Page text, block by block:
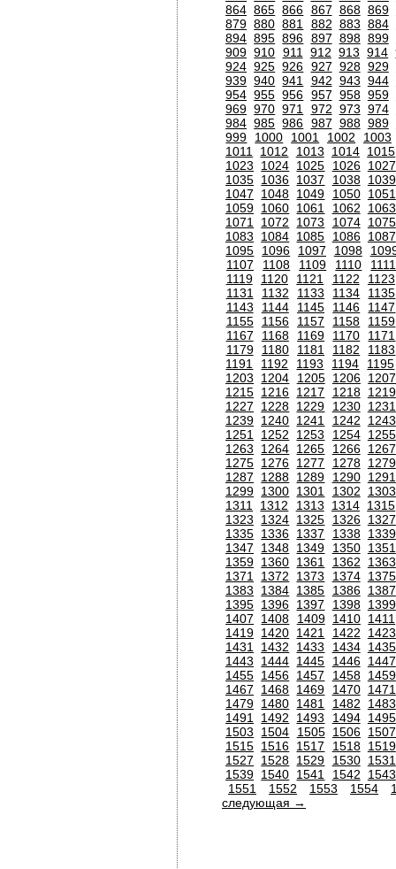
864 865 866 867 868 869
879 880 881 882 883 884
894 895 896 897 898 899
909 910 911 912 913 914
924 925 926 927 928 929
939 940 941 942 943 944
954 955 956 957 958 959
969 970 971 972 973 974
984 985 986 987 988 989
999
1000 1001 1002
1003
1011
1012 1013 1014 1015
1023
1024 1025 1026 1027
1035 1036 1037 1038 1039
1047
1048 1049 1050 1051
1059 1060 1061 1062
1063
1071
1072 1073 1074 1075
1083
1084 1085 1086 1087
1095
1096 1097 1098
1107
1108 1109 1110
1111
1119
1120 1121 1122
1123
1131
1132 1133 1134
1135
1143
1144 1145 1146
1147
1155
1156 1157 1158
1159
1167
1168 1169 1170
1171
1179
1180 1181 1182
1183
1191
1192 1193 1194
1195
1203
1204 1205 1206 1207
1215 1216 1217 1218 1219
1227
1228 1229 1230 1231
1239 1240 1241 1242
1243
1251
1252 1253 1254 1255
1263
1264 1265 1266 1267
1275 1276 1277 1278 1279
1287
1288 1289 1290 1291
1299 1300 1301 1302
1303
1311
1312 1313 1314 1315
1323
1324 1325 1326 1327
1335 1336 1337 1338 1339
1347
1348 1349 1350 1351
1359 1360 1361 1362
1363
1371
1372 1373 1374 1375
1383
1384 1385 1386 1387
1395 1396 1397 1398 1399
1407
1408 1409 1410 1411
1419 1420 1421 1422
1423
1431
1432 1433 1434 1435
1443
1444 1445 1446 1447
1455 1456 1457 1458 1459
1467
1468 1469 1470 1471
1479 1480 1481 1482
1483
1491
1492 1493 1494 1495
1503
1504 1505 1506 1507
1515 1516 1517 1518 1519
1527
1528 1529 1530 1531
1539 1540 1541 1542
1543
1551
1552 1553 1554
следующая →